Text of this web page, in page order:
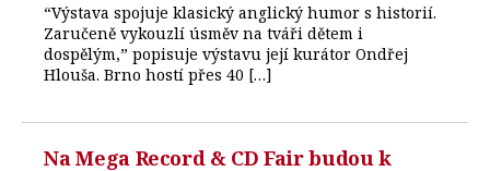
“Výstava spojuje klasický anglický humor s historií.
Zaručeně vykouzlí úsměv na tváři dětem i
dospělým,” popisuje výstavu její kurátor Ondřej
Hlouša. Brno hostí přes 40 […]
Na Mega Record & CD Fair budou k